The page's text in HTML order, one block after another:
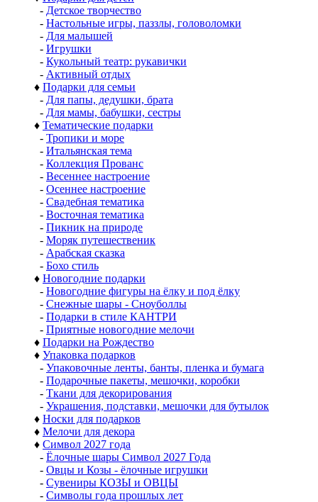
- Детское творчество
- Настольные игры, паззлы, головоломки
- Для малышей
- Игрушки
- Кукольный театр: рукавички
- Активный отдых
♦ Подарки для семьи
- Для папы, дедушки, брата
- Для мамы, бабушки, сестры
♦ Тематические подарки
- Тропики и море
- Итальянская тема
- Коллекция Прованс
- Весеннее настроение
- Осеннее настроение
- Свадебная тематика
- Восточная тематика
- Пикник на природе
- Моряк путешественик
- Арабская сказка
- Бохо стиль
♦ Новогодние подарки
- Новогодние фигуры на ёлку и под ёлку
- Снежные шары - Сноуболлы
- Подарки в стиле КАНТРИ
- Приятные новогодние мелочи
♦ Подарки на Рождество
♦ Упаковка подарков
- Упаковочные ленты, банты, пленка и бумага
- Подарочные пакеты, мешочки, коробки
- Ткани для декорирования
- Украшения, подставки, мешочки для бутылок
♦ Носки для подарков
♦ Мелочи для декора
♦ Символ 2027 года
- Ёлочные шары Символ 2027 Года
- Овцы и Козы - ёлочные игрушки
- Сувениры КОЗЫ и ОВЦЫ
- Символы года прошлых лет